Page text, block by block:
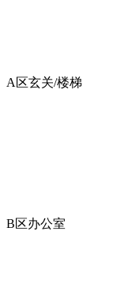
A区玄关/楼梯
B区办公室